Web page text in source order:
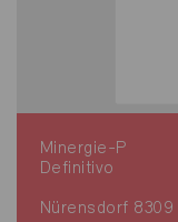
Minergie-P
Definitivo
Nürensdorf 8309